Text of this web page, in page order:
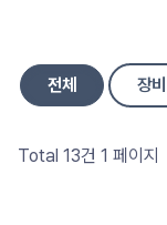
전체 장비
Total 13건 1 페이지